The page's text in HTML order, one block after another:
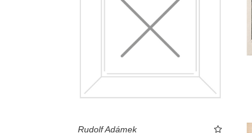
Rudolf Adámek